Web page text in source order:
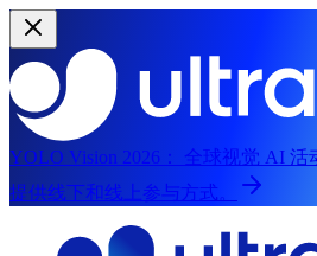
YOLO Vision 2026：
全球视觉 AI 活
提供线下和线上参与方式。